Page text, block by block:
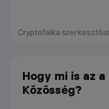
Cryptofalka
Hogy mi is az
Közösség?